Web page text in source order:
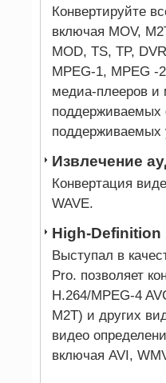
Конвертируйте
включая MOV,
MOD, TS, TP,
MPEG-1, MPEG -
медиа-плееров
поддерживаемых
Извлечение
Конвертация
WAVE.
High-Definition
Выступал в
Pro. позволяет
H.264/MPEG-4
M2T) и других
видео
включая AVI,